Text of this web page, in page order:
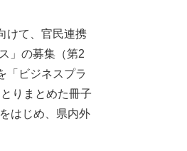
けて、官民連携
」の募集（第2
「ビジネスプラ
りまとめた冊子
はじめ、県内外